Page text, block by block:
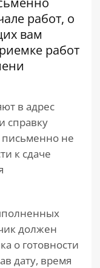
работ, о
вам
работ
в адрес
справку
не
к сдаче
должен
о готовности
дату, время